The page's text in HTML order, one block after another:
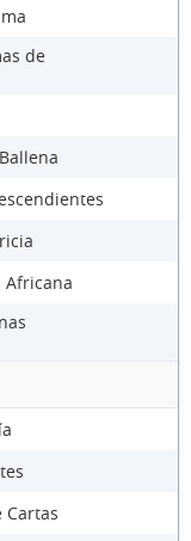
de
Africana